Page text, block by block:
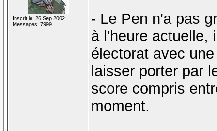
Inscrit le: 26 Sep 2002
Messages: 7999
- Le Pen n'a pas
à l'heure actuelle,
électorat avec
laisser porter par
score compris
moment.